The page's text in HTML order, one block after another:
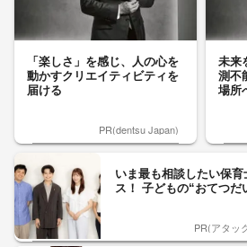
「楽しさ」を感じ、人の心を
動かすクリエイティビティを
届ける
PR(dentsu Japan)
未来
測不
場所
いま最も相談したい保
ス！ 子どもの“おてつだ
PR(アタッ